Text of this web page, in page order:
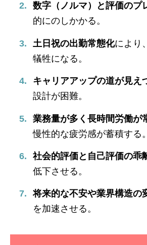
数字（ノルマ）と評価のプ
的にのしかかる。
土日祝の出勤常態化により
犠牲になる。
キャリアアップの道が見え
設計が困難。
業務量が多く長時間労働が
慢性的な疲労感が蓄積する。
社会的評価と自己評価の乖
低下させる。
将来的な不安や業界構造の
を加速させる。